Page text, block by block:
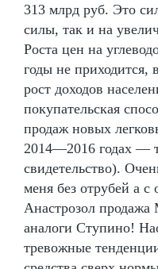
313 млрд руб. Это
силы, так и на
Роста цен на
годы не приходится,
рост доходов
покупательская
продаж новых
2014—2016 годах —
свидетельство).
меня без отрубей а с
Анастрозол продажа
аналоги Ступино!
тревожные